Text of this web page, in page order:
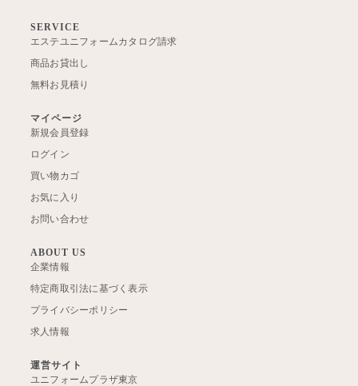
SERVICE
エステユニフォームカタログ請求
商品お貸出し
無料お見積り
マイページ
新規会員登録
ログイン
買い物カゴ
お気に入り
お問い合わせ
ABOUT US
企業情報
特定商取引法に基づく表示
プライバシーポリシー
求人情報
運営サイト
ユニフォームプラザ東京